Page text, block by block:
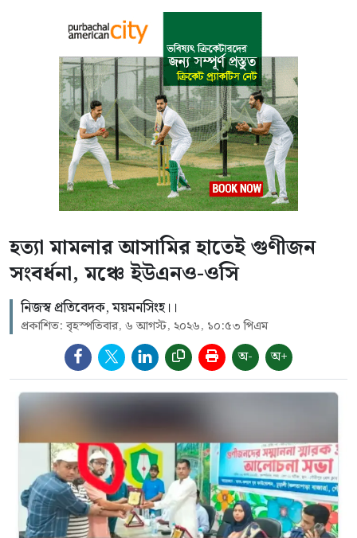
হত্যা মামলার আসামির হাতেই গুণীজন
সংবর্ধনা, মঞ্চে ইউএনও-ওসি
নিজস্ব প্রতিবেদক, ময়মনসিংহ।।
প্রকাশিত: বৃহস্পতিবার, ৬ আগস্ট, ২০২৬, ১০:৫৩ পিএম
অ- অ+